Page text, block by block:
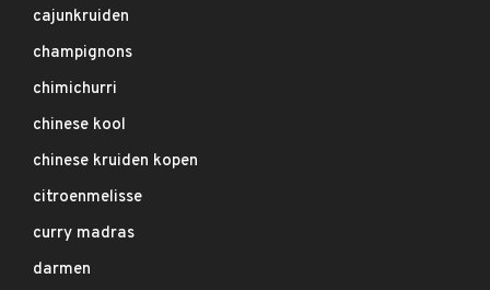
cajunkruiden
champignons
chimichurri
chinese kool
chinese kruiden kopen
citroenmelisse
curry madras
darmen